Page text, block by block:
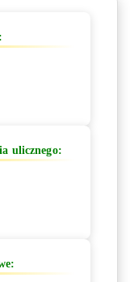
ulicznego: